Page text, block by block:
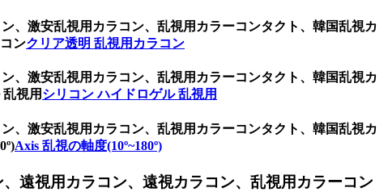
、激安乱視用カラコン、乱視用カラーコンタクト、韓国乱視カ
ンクリア透明 乱視用カラコン
、激安乱視用カラコン、乱視用カラーコンタクト、韓国乱視カ
視用 シリコン ハイドロゲル 乱視用
、激安乱視用カラコン、乱視用カラーコンタクト、韓国乱視カ
Axis 乱視の軸度(10º~180º)
遠視用カラコン、遠視カラコン、乱視用カラーコン